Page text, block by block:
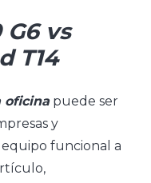
vs
T14
oficinapuede ser
y
funcional a